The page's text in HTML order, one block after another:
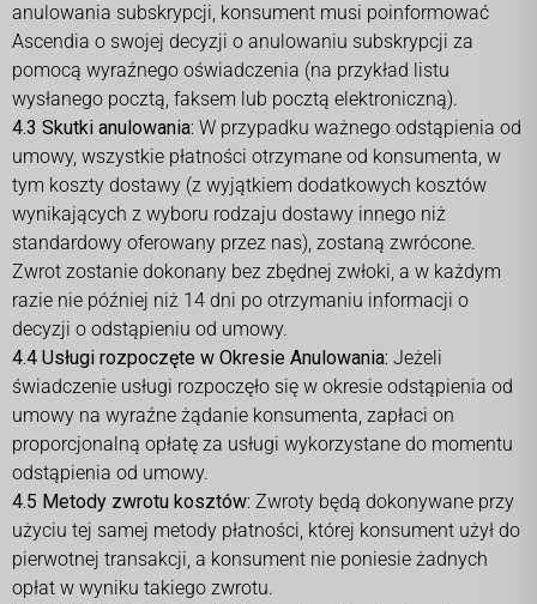
anulowania subskrypcji, konsument musi poinformować
Ascendia o swojej decyzji o anulowaniu subskrypcji za
pomocą wyraźnego oświadczenia (na przykład listu
wysłanego pocztą, faksem lub pocztą elektroniczną).
4.3 Skutki anulowania: W przypadku ważnego odstąpienia od
umowy, wszystkie płatności otrzymane od konsumenta, w
tym koszty dostawy (z wyjątkiem dodatkowych kosztów
wynikających z wyboru rodzaju dostawy innego niż
standardowy oferowany przez nas), zostaną zwrócone.
Zwrot zostanie dokonany bez zbędnej zwłoki, a w każdym
razie nie później niż 14 dni po otrzymaniu informacji o
decyzji o odstąpieniu od umowy.
4.4 Usługi rozpoczęte w Okresie Anulowania: Jeżeli
świadczenie usługi rozpoczęło się w okresie odstąpienia od
umowy na wyraźne żądanie konsumenta, zapłaci on
proporcjonalną opłatę za usługi wykorzystane do momentu
odstąpienia od umowy.
4.5 Metody zwrotu kosztów: Zwroty będą dokonywane przy
użyciu tej samej metody płatności, której konsument użył do
pierwotnej transakcji, a konsument nie poniesie żadnych
opłat w wyniku takiego zwrotu.